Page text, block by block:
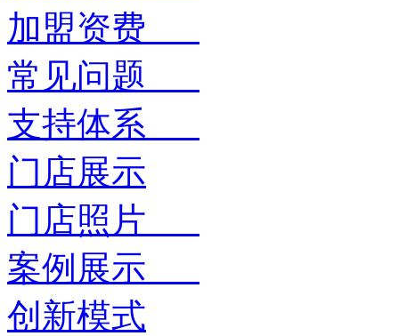
加盟资费
常见问题
支持体系
门店展示
门店照片
案例展示
创新模式